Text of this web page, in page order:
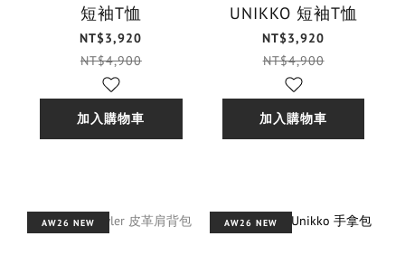
短袖T恤
NT$3,920
NT$4,900
加入購物車
UNIKKO 短袖T恤
NT$3,920
NT$4,900
加入購物車
AW26 NEW AW26 NEW